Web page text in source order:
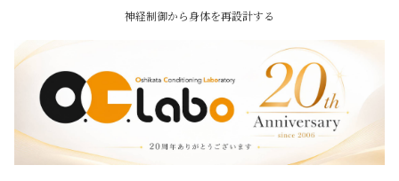
神経制御から身体を再設計する